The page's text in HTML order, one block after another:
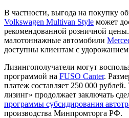
В частности, выгода на покупку
Volkswagen Multivan Style может
рекомендованной розничной
малотоннажные автомобили
доступны клиентам с
Лизингополучатели могут
программой на FUSO Canter.
платеж составляет 250 000
лизинг» продолжает заключать
программы субсидирования
производства Минпромторга РФ.